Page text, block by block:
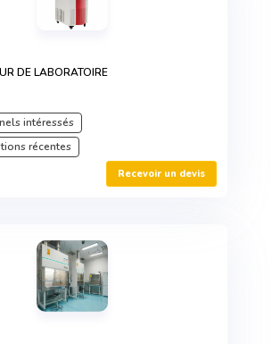
DE LABORATOIRE
intéressés
récentes
Recevoir un devis